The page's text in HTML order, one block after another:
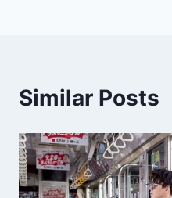
Similar Posts